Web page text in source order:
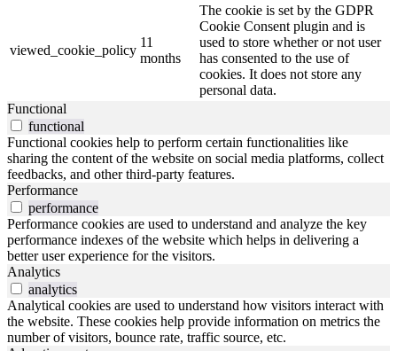
viewed_cookie_policy
11
months
The cookie is set by the GDPR
Cookie Consent plugin and is
used to store whether or not user
has consented to the use of
cookies. It does not store any
personal data.
Functional
functional
Functional cookies help to perform certain functionalities like
sharing the content of the website on social media platforms, collect
feedbacks, and other third-party features.
Performance
performance
Performance cookies are used to understand and analyze the key
performance indexes of the website which helps in delivering a
better user experience for the visitors.
Analytics
analytics
Analytical cookies are used to understand how visitors interact with
the website. These cookies help provide information on metrics the
number of visitors, bounce rate, traffic source, etc.